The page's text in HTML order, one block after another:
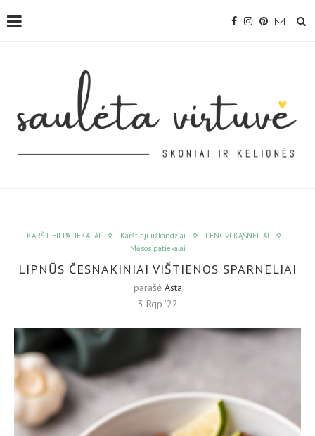
KARŠTIEJI PATIEKALAI Karštieji užkandžiai
LENGVI KĄSNELIAI
Mėsos patiekalai
LIPNŪS ČESNAKINIAI VIŠTIENOS SPARNELIAI
parašė Asta
3 Rgp ’22